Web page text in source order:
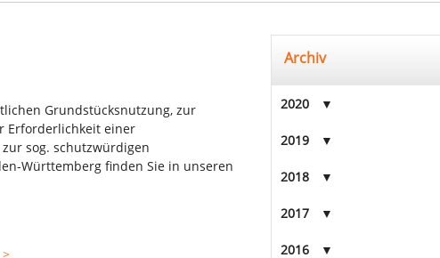
Grundstücksnutzung, zur
Erforderlichkeit einer
sog. schutzwürdigen
Württemberg finden Sie in unseren
>
Archiv
2020
2019
2018
2017
2016